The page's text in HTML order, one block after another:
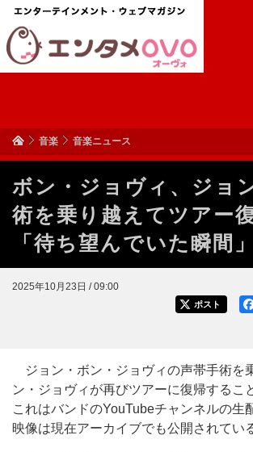
音楽 音楽ニュース
ボン・ジョヴィ、ジョ
術を乗り越えてツアー
「待ち望んでいた瞬間」
2025年10月23日 / 09:00
ポスト
ジョン・ボン・ジョヴィの声帯手術を
ン・ジョヴィが再びツアーに復帰するこ
これはバンドのYouTubeチャンネルの生
映像は現在アーカイブでも公開されてい